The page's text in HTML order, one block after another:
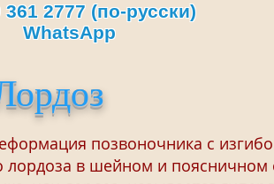
361 2777 (по-русски)
WhatsApp
позвоночника с
в шейном и поясничном